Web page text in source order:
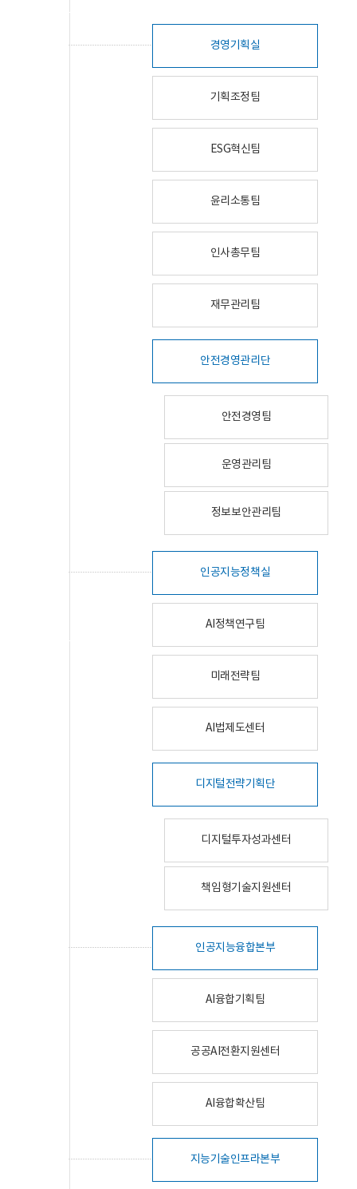
경영기획실
기획조정팀
ESG혁신팀
윤리소통팀
인사총무팀
재무관리팀
안전경영관리단
안전경영팀
운영관리팀
정보보안관리팀
인공지능정책실
AI정책연구팀
미래전략팀
AI법제도센터
디지털전략기획단
디지털투자성과센터
책임형기술지원센터
인공지능융합본부
AI융합기획팀
공공AI전환지원센터
AI융합확산팀
지능기술인프라본부